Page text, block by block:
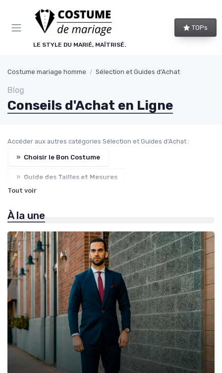
LE STYLE DU MARIÉ, MAÎTRISÉ.
TOPs
Costume mariage homme Sélection et Guides d'Achat
Blog
Conseils d'Achat en Ligne
Accéder aux autres catégories Sélection et Guides d'Achat :
» Choisir le Bon Costume
» Guide des Tailles et Mesures
» Comparaison de Prix et de Marques
Tout voir
À la une